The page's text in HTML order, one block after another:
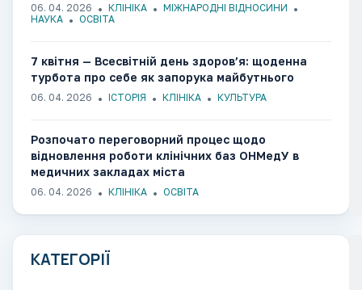
06. 04. 2026 КЛІНІКА
МІЖНАРОДНІ ВІДНОСИНИ
НАУКА
ОСВІТА
7 квітня — Всесвітній день здоров’я: щоденна
турбота про себе як запорука майбутнього
06. 04. 2026 ІСТОРІЯ КЛІНІКА КУЛЬТУРА
Розпочато переговорний процес щодо
відновлення роботи клінічних баз ОНМедУ в
медичних закладах міста
06. 04. 2026 КЛІНІКА ОСВІТА
КАТЕГОРІЇ